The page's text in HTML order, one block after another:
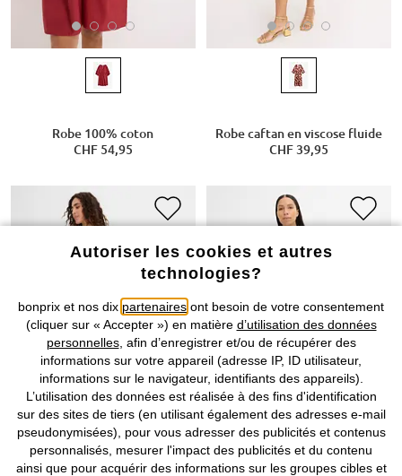
Robe 100% coton
CHF 54,95
Robe caftan en viscose fluide
CHF 39,95
Autoriser les cookies et autres
technologies?
bonprix et nos dix partenaires ont besoin de votre consentement
(cliquer sur « Accepter ») en matière d’utilisation des données
personnelles, afin d’enregistrer et/ou de récupérer des
informations sur votre appareil (adresse IP, ID utilisateur,
informations sur le navigateur, identifiants des appareils).
L’utilisation des données est réalisée à des fins d'identification
sur des sites de tiers (en utilisant également des adresses e-mail
pseudonymisées), pour vous adresser des publicités et contenus
personnalisés, mesurer l'impact des publicités et du contenu
ainsi que pour acquérir des informations sur les groupes cibles et